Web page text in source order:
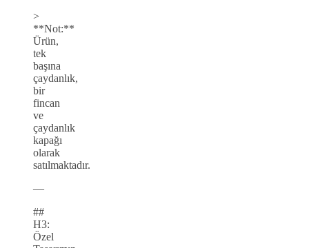
>
**Not:**
Ürün,
tek
başına
çaydanlık,
bir
fincan
ve
çaydanlık
kapağı
olarak
satılmaktadır.
—
##
H3:
Özel